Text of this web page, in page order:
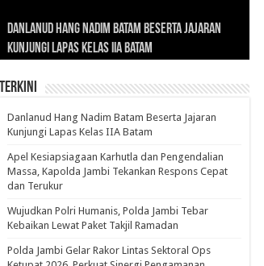
Danlanud Hang Nadim Batam Beserta Jajaran
Kunjungi Lapas Kelas IIA Batam
Silaturahmi dan Reses Komite I DPD RI di Polda
Jambi Bahas Sinergitas Penanganan Narkotika
Edukasi Pembentukan Karakter Generasi
Penerus
Cepat Beroperasi Agar Bisa Layani Masyarakat
Penuhi Kebutuhannya
Nusantara: Ratu Wangsa, Wanita Berkelas
dengan Pengaruh Internasional
Terkini
Danlanud Hang Nadim Batam Beserta Jajaran
Kunjungi Lapas Kelas IIA Batam
Apel Kesiapsiagaan Karhutla dan Pengendalian
Massa, Kapolda Jambi Tekankan Respons Cepat
dan Terukur
Wujudkan Polri Humanis, Polda Jambi Tebar
Kebaikan Lewat Paket Takjil Ramadan
Polda Jambi Gelar Rakor Lintas Sektoral Ops